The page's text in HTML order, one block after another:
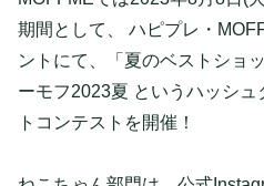
期間として、 ハピプレ・
ントにて、「夏のベストショ
ーモフ2023夏 というハッシ
トコンテストを開催！